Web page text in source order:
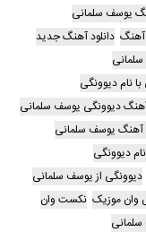
یوسف سلمانی
آهنگ دانلود آهنگ جدید
نام دیوونگی
آهنگ دیوونگی یوسف سلمانی
آهنگ یوسف سلمانی
دیوونگی
دیوونگی از یوسف سلمانی
وان موزیک نکست وان